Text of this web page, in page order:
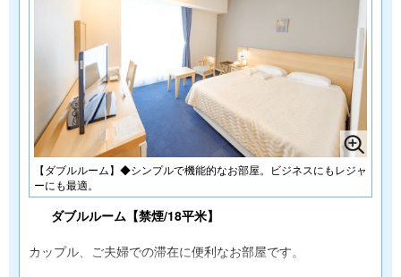
【ダブルルーム】◆シンプルで機能的なお部屋。ビジネスにもレジャ
ーにも最適。
ダブルルーム【禁煙/18平米】
カップル、ご夫婦での滞在に便利なお部屋です。